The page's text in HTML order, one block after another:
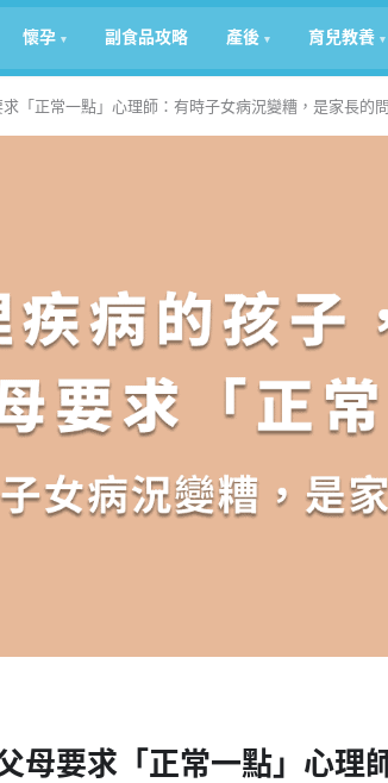
懷孕 副食品攻略 產後 育兒教養
「正常一點」心理師：有時子女病況變糟，是家長的
母要求「正常一點」心理